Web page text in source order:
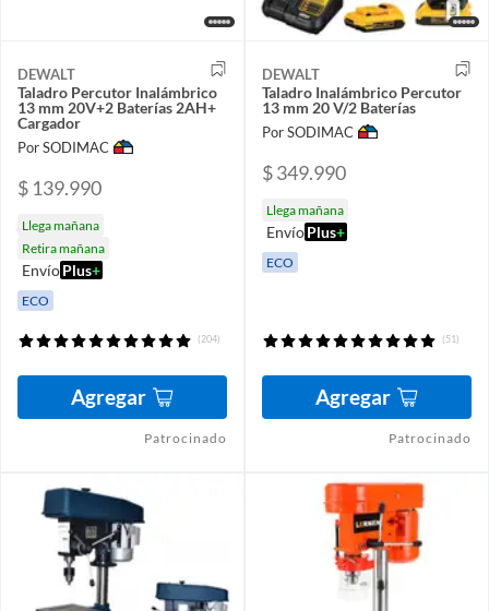
DEWALT
Taladro Percutor Inalámbrico
13 mm 20V+2 Baterías 2AH+
Cargador
Por SODIMAC
$ 139.990
Llega mañana
Retira mañana
EnvíoPlus+
ECO
(204)
Agregar
Patrocinado
DEWALT
Taladro Inalámbrico Percutor
13 mm 20 V/2 Baterías
Por SODIMAC
$ 349.990
Llega mañana
EnvíoPlus+
ECO
(51)
Agregar
Patrocinado